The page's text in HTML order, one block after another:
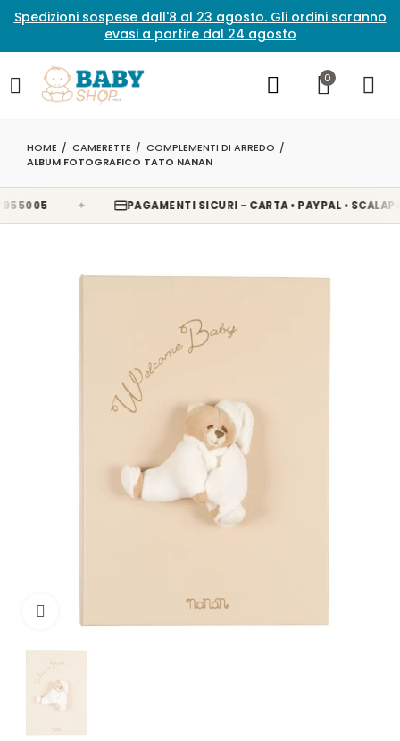
Spedizioni sospese dall'8 al 23 agosto. Gli ordini saranno
evasi a partire dal 24 agosto
0
HOME CAMERETTE
COMPLEMENTI DI ARREDO
ALBUM FOTOGRAFICO TATO NANAN
PAGAMENTI SICURI - CARTA • PAYPAL • SCALAPAY
Clicca per ingrandire